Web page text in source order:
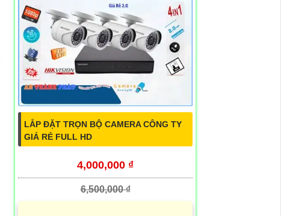
LẮP ĐẶT TRỌN BỘ CAMERA CÔNG TY
GIÁ RẺ FULL HD
4,000,000 ₫
6,500,000 ₫